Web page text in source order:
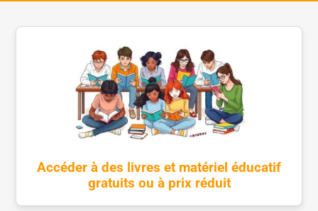
Accéder à des livres et matériel éducatif
gratuits ou à prix réduit